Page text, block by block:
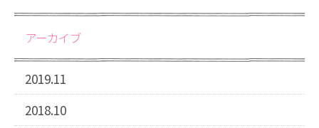
アーカイブ
2019.11
2018.10